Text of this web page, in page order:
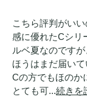
こちら評判がい
感に優れたCシリ
ルベ夏なのです
ほうはまだ届いて
Cの方でもほのか
とても可...続きを